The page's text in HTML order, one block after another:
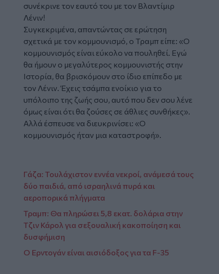
συνέκρινε τον εαυτό του με τον Βλαντίμιρ
Λένιν!
Συγκεκριμένα, απαντώντας σε ερώτηση
σχετικά με τον κομμουνισμό, ο Τραμπ είπε: «Ο
κομμουνισμός είναι εύκολο να πουληθεί. Εγώ
θα ήμουν ο μεγαλύτερος κομμουνιστής στην
Ιστορία, θα βρισκόμουν στο ίδιο επίπεδο με
τον Λένιν. Έχεις τσάμπα ενοίκιο για το
υπόλοιπο της ζωής σου, αυτό που δεν σου λένε
όμως είναι ότι θα ζούσες σε άθλιες συνθήκες».
Αλλά έσπευσε να διευκρινίσει: «Ο
κομμουνισμός ήταν μια καταστροφή».
Γάζα: Τουλάχιστον εννέα νεκροί, ανάμεσά τους
δύο παιδιά, από ισραηλινά πυρά και
αεροπορικά πλήγματα
Τραμπ: Θα πληρώσει 5,8 εκατ. δολάρια στην
Τζιν Κάρολ για σεξουαλική κακοποίηση και
δυσφήμιση
Ο Ερντογάν είναι αισιόδοξος για τα F-35